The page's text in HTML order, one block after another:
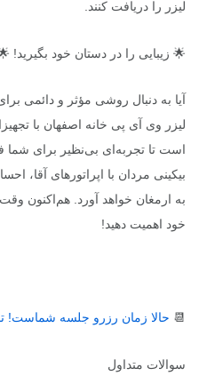
لیزر را دریافت کنند.
🌟 زیبایی را در دستان خود بگیرید!
آیا به دنبال روشی مؤثر و دائمی
لیزر وی آی پی خانه اصفهان با
است تا تجربه‌ای بی‌نظیر برای شما
بیکینی مردان با اپراتورهای آقا،
به ارمغان خواهد آورد. هم‌اکنون
خود اهمیت دهید!
📆 حالا زمان رزرو جلسه شماست!
سوالات متداول